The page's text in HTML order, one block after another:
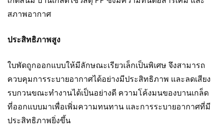
สภาพอากาศ
ประสิทธิภาพสูง
ใบพัดถูกออกแบบให้มีลักษณะเรียวเล็กเป็นพิเศษ จึงสามารถ
ควบคุมการระบายอากาศได้อย่างมีประสิทธิภาพ และลดเสียง
รบกวนขณะทำงานได้เป็นอย่างดี ความโค้งมนของบานเกล็ด
ที่ออกแบบมาเพื่อเพิ่มความทนทาน และการระบายอากาศที่มี
ประสิทธิภาพยิ่งขึ้น